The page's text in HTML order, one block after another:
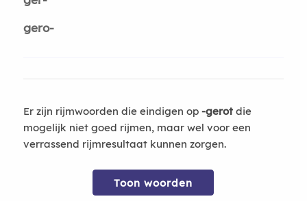
gero-
Er zijn rijmwoorden die eindigen op -gerotdie
mogelijk niet goed rijmen, maar wel voor een
verrassend rijmresultaat kunnen zorgen.
Toon woorden